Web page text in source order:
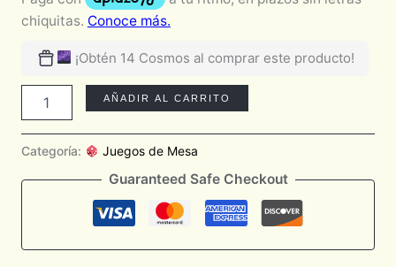
¡Obtén 14 Cosmos al comprar este producto!
AÑADIR AL CARRITO
Categoría: Juegos de Mesa
Guaranteed Safe Checkout